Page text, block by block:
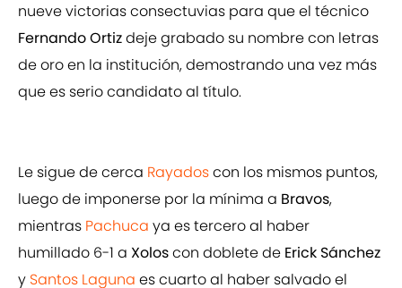
nueve victorias consectuvias para que el técnico
Fernando Ortizdeje grabado su nombre con letras
de oro en la institución, demostrando una vez más
que es serio candidato al título.
Le sigue de cerca Rayadoscon los mismos puntos,
luego de imponerse por la mínima a Bravos,
mientras Pachuca ya es tercero al haber
humillado 6-1 a Xoloscon doblete de Erick Sánchez
y Santos Laguna es cuarto al haber salvado el